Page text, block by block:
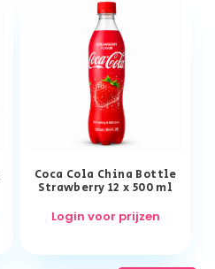
Coca Cola China Bottle
Strawberry 12 x 500 ml
Login voor prijzen